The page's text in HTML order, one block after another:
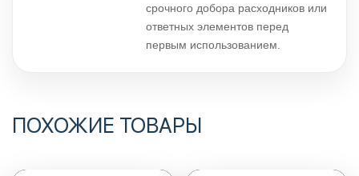
срочного добора расходников или
ответных элементов перед
первым использованием.
ПОХОЖИЕ ТОВАРЫ